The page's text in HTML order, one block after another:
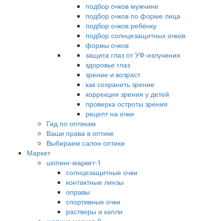
подбор очков мужчине
подбор очков по форме лица
подбор очков ребёнку
подбор солнцезащитных очков
формы очков
защита глаз от УФ-излучения
здоровье глаз
зрение и возраст
как сохранить зрение
коррекция зрения у детей
проверка остроты зрения
рецепт на очки
Гид по оптикам
Ваши права в оптике
Выбираем салон оптики
Маркет
шопинг-маркет-1
солнцезащитные очки
контактные линзы
оправы
спортивные очки
растворы и капли